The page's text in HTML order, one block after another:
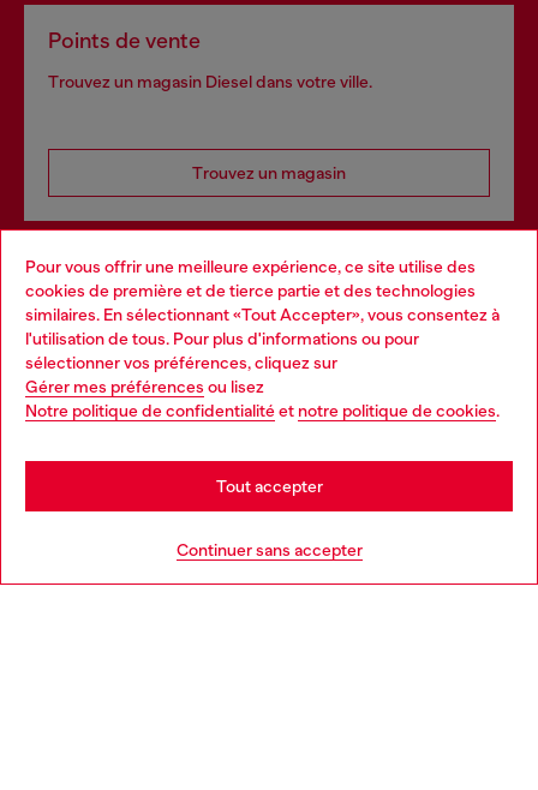
Pour vous offrir une meilleure expérience, ce site utilise des
cookies de première et de tierce partie et des technologies
similaires. En sélectionnant «Tout Accepter», vous consentez à
l'utilisation de tous. Pour plus d'informations ou pour
sélectionner vos préférences, cliquez sur
Gérer mes préférences ou lisez
Notre politique de confidentialitéet notre politique de cookies.
Continuer sans accepter
Tout accepter
Points de vente
Trouvez un magasin Diesel dans votre ville.
Trouvez un magasin
Services omnicanaux
Découvrez tous nos services, en ligne et en magasin.
En savoir plus
Choose your location
You are currently browsing France website, but it seems you
may be based in United States